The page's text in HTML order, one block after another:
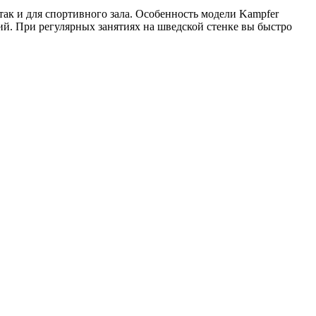
и для спортивного зала. Особенность модели Kampfer
При регулярных занятиях на шведской стенке вы быстро